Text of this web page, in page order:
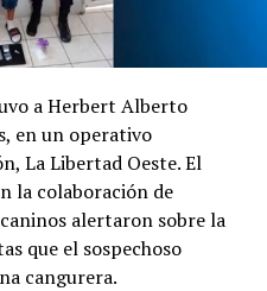
tendido sobre la vía
un centro hospitalario.
las causas
se suma a otro
registrado el sábado en
a Herbert Alberto
en un operativo
La Libertad Oeste. El
la colaboración de
alertaron sobre la
que el sospechoso
cangurera.